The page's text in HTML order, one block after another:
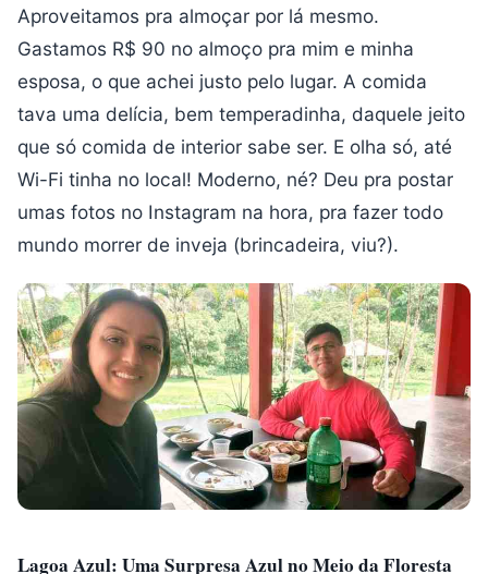
Aproveitamos pra almoçar por lá mesmo.
Gastamos R$ 90 no almoço pra mim e minha
esposa, o que achei justo pelo lugar. A comida
tava uma delícia, bem temperadinha, daquele jeito
que só comida de interior sabe ser. E olha só, até
Wi-Fi tinha no local! Moderno, né? Deu pra postar
umas fotos no Instagram na hora, pra fazer todo
mundo morrer de inveja (brincadeira, viu?).
Lagoa Azul: Uma Surpresa Azul no Meio da Floresta